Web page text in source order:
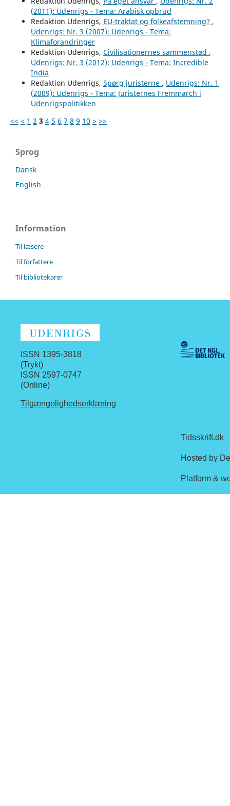
(2011): Udenrigs - Tema: Arabisk opbrud
Redaktion Udenrigs, EU-traktat og folkeafstemning? ,
Udenrigs: Nr. 3 (2007): Udenrigs - Tema:
Klimaforandringer
Redaktion Udenrigs, Civilisationernes sammenstød ,
Udenrigs: Nr. 3 (2012): Udenrigs - Tema: Incredible
India
Redaktion Udenrigs, Spørg juristerne , Udenrigs: Nr. 1
(2009): Udenrigs - Tema: Juristernes Fremmarch i
Udenrigspolitikken
<< < 1 2 3 4 5 6 7 8 9 10 > >>
Sprog
Dansk
English
Information
Til læsere
Til forfattere
Til bibliotekarer
ISSN 1395-3818
(Trykt)
ISSN 2597-0747
(Online)
Tilgængelighedserklæring